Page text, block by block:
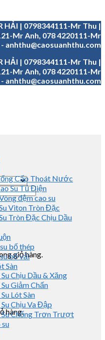
HẢI | 0798344111-Mr Thu |
Mr Anh, 078 4220111-Mr
- anhthu@caosuanhthu.com
HẢI | 0798344111-Mr Thu |
Mr Anh, 078 4220111-Mr
- anhthu@caosuanhthu.com
giỏ hàng.
hàng.
Cấp Thoát Nước
Su Tủ Điện
đệm cao su
Viton Tròn Đặc
Tròn Đặc Chịu Dầu
bố thép
bố vải
Sàn
Chịu Dầu & Xăng
Giảm Chấn
Lót Sàn
Chịu Va Đập
Su Chống Trơn Trượt
su